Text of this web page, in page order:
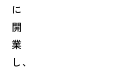
に
開
業
し、